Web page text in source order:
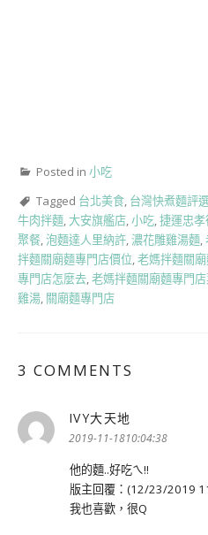
Posted in 小吃
Tagged 台北美食, 台灣快煮麵評
牛肉拌麵,大安旗艦店,小吃,捷運忠
聚餐,泡麵達人里納許,濃花雕雞湯麵,
拌麵關廟麵專門店價位,老媽拌麵關
專門店怎麼去,老媽拌麵關廟麵專門
雞湯, 關廟麵專門店
3 COMMENTS
IVY大天地
示:
2019-11-1810:04:38
他的麵..好吃ㄟ!!
版主回覆：(12/23/2019
我也喜歡，很Q